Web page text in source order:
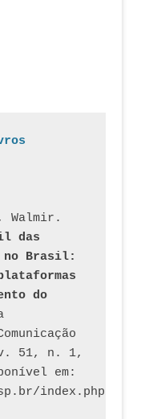
das
Brasil:
do
51, n. 1,
em: